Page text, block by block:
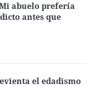
abuelo prefería
antes que
el edadismo